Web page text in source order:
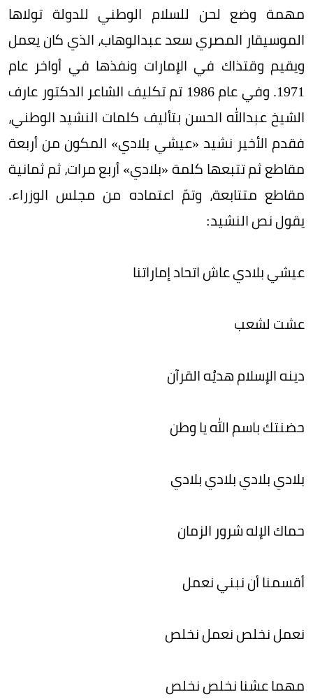
مهمة وضع لحن للسلام الوطني للدولة تولاها
الموسيقار المصري سعد عبدالوهاب، الذي كان يعمل
ويقيم وقتذاك في الإمارات ونفذها في أواخر عام
1971. وفي عام 1986 تم تكليف الشاعر الدكتور عارف
الشيخ عبدالله الحسن بتأليف كلمات النشيد الوطني،
فقدم الأخير نشيد «عيشي بلادي» المكون من أربعة
مقاطع ثم تتبعها كلمة «بلادي» أربع مرات، ثم ثمانية
مقاطع متتابعة، وتمّ اعتماده من مجلس الوزراء.
يقول نص النشيد:
عيشي بلادي عاش اتحاد إماراتنا
عشت لشعب
دينه الإسلام هديُه القرآن
حضنتك باسم الله يا وطن
بلادي بلادي بلادي بلادي
حماك الإله شرور الزمان
أقسمنا أن نبني نعمل
نعمل نخلص نعمل نخلص
مهما عشنا نخلص نخلص